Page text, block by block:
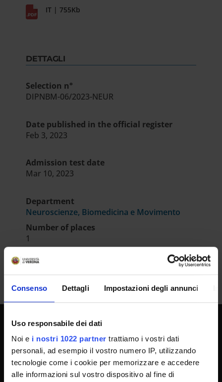
Consenso Dettagli Impostazioni degli annunci
Uso responsabile dei dati
Noi e i nostri 1022 partner trattiamo i vostri dati
personali, ad esempio il vostro numero IP, utilizzando
tecnologie come i cookie per memorizzare e accedere
alle informazioni sul vostro dispositivo al fine di
IT | 755Kb
DETTAGLI
Selection n°
DIPNBM-06/2023-NEUR
Date published in the official register
Feb 3, 2023
Admission test date
Mar 10, 2023
Department
Neuroscienze, Biomedicina e Movimento
Number of places
1
UNIVERSITY SERVICES
Transparency